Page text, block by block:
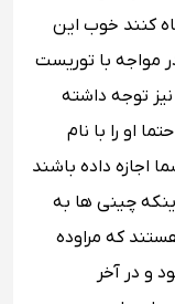
کنند خوب این
مواجه با توریست
توجه داشته
او را با نام
اجازه داده باشند
چینی ‌ها به
که مراوده
و در آخر